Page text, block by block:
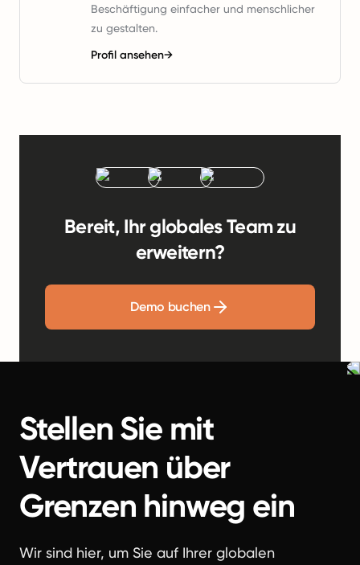
Beschäftigung einfacher und menschlicher
zu gestalten.
Profil ansehen→
Bereit, Ihr globales Team zu
erweitern?
Demo buchen
Stellen Sie mit
Vertrauen über
Grenzen hinweg ein
Wir sind hier, um Sie auf Ihrer globalen